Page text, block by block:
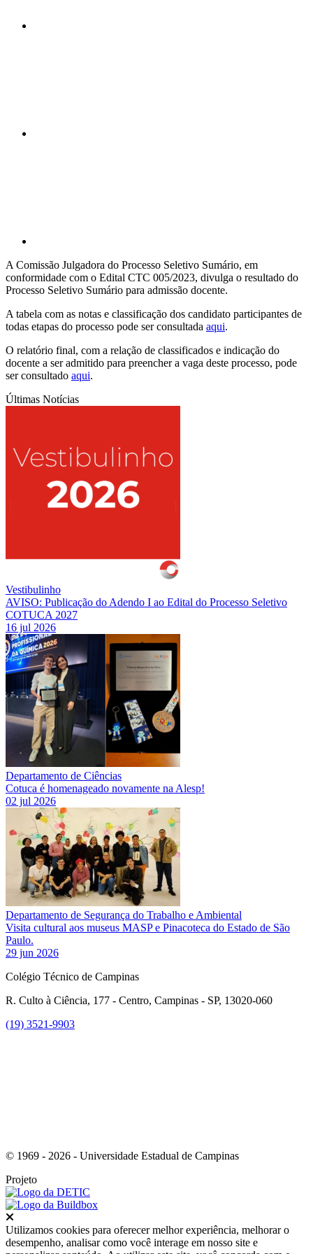
A Comissão Julgadora do Processo Seletivo Sumário, em
conformidade com o Edital CTC 005/2023, divulga o resultado do
Processo Seletivo Sumário para admissão docente.
A tabela com as notas e classificação dos candidato participantes de
todas etapas do processo pode ser consultada aqui.
O relatório final, com a relação de classificados e indicação do
docente a ser admitido para preencher a vaga deste processo, pode
ser consultado aqui.
Últimas Notícias
Vestibulinho
AVISO: Publicação do Adendo I ao Edital do Processo Seletivo
COTUCA 2027
16 jul 2026
Departamento de Ciências
Cotuca é homenageado novamente na Alesp!
02 jul 2026
Departamento de Segurança do Trabalho e Ambiental
Visita cultural aos museus MASP e Pinacoteca do Estado de São
Paulo.
29 jun 2026
Colégio Técnico de Campinas
R. Culto à Ciência, 177 - Centro, Campinas - SP, 13020-060
(19) 3521-9903
© 1969 - 2026 - Universidade Estadual de Campinas
Projeto
Utilizamos cookies para oferecer melhor experiência, melhorar o
desempenho, analisar como você interage em nosso site e